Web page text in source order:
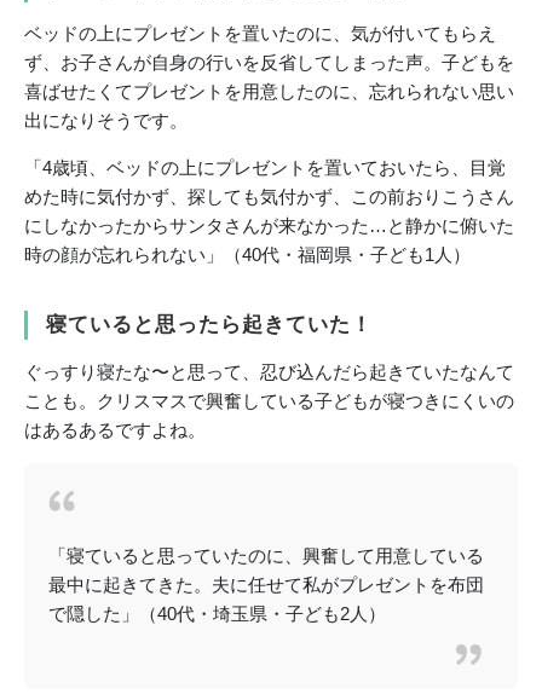
ベッドの上にプレゼントを置いたのに、気が付いてもらえ
ず、お子さんが自身の行いを反省してしまった声。子どもを
喜ばせたくてプレゼントを用意したのに、忘れられない思い
出になりそうです。
「4歳頃、ベッドの上にプレゼントを置いておいたら、目覚
めた時に気付かず、探しても気付かず、この前おりこうさん
にしなかったからサンタさんが来なかった…と静かに俯いた
時の顔が忘れられない」（40代・福岡県・子ども1人）
寝ていると思ったら起きていた！
ぐっすり寝たな〜と思って、忍び込んだら起きていたなんて
ことも。クリスマスで興奮している子どもが寝つきにくいの
はあるあるですよね。
「寝ていると思っていたのに、興奮して用意している
最中に起きてきた。夫に任せて私がプレゼントを布団
で隠した」（40代・埼玉県・子ども2人）